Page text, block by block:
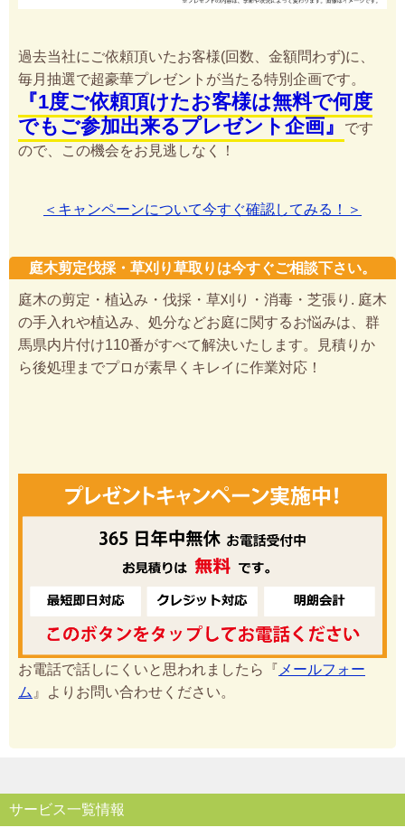
過去当社にご依頼頂いたお客様(回数、金額問わず)に、
毎月抽選で超豪華プレゼントが当たる特別企画です。
『1度ご依頼頂けたお客様は無料で何度
でもご参加出来るプレゼント企画』
です
ので、この機会をお見逃しなく！
＜キャンペーンについて今すぐ確認してみる！＞
庭木剪定伐採・草刈り草取りは今すぐご相談下さい。
庭木の剪定・植込み・伐採・草刈り・消毒・芝張り. 庭木
の手入れや植込み、処分などお庭に関するお悩みは、群
馬県内片付け110番がすべて解決いたします。見積りか
ら後処理までプロが素早くキレイに作業対応！
お電話で話しにくいと思われましたら『 メールフォー
ム 』よりお問い合わせください。
サービス一覧情報